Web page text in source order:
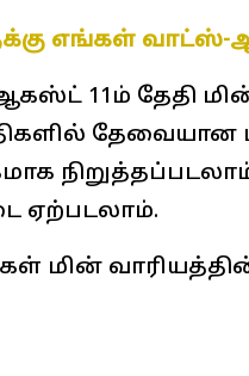
எங்கள் வாட்ஸ்-
11ம் தேதி
ஏற்படலாம்.
மின் வாரியத்தின்